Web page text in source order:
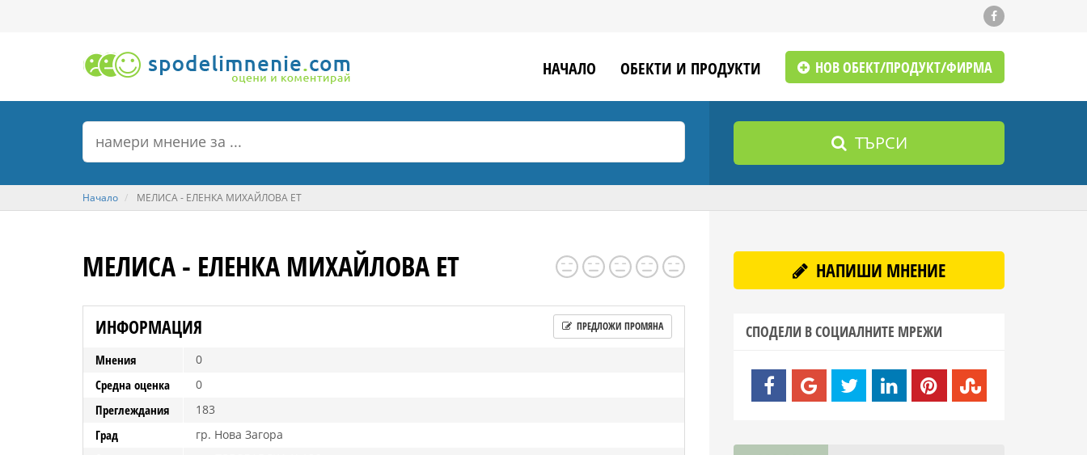
НАЧАЛО ОБЕКТИ И ПРОДУКТИ НОВ ОБЕКТ/ПРОДУКТ/ФИРМА
ТЪРСИ
Начало МЕЛИСА - ЕЛЕНКА МИХАЙЛОВА ЕТ
МЕЛИСА - ЕЛЕНКА МИХАЙЛОВА ЕТ
ИНФОРМАЦИЯ ПРЕДЛОЖИ ПРОМЯНА
Мнения 0
Средна оценка 0
Преглеждания 183
Град гр. Нова Загора
НАПИШИ МНЕНИЕ
СПОДЕЛИ В СОЦИАЛНИТЕ МРЕЖИ